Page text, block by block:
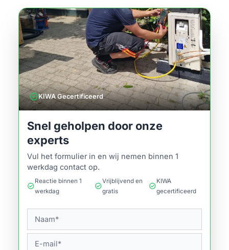
verifiedKIWA Gecertificeerd
Snel geholpen door onze
experts
Vul het formulier in en wij nemen binnen 1
werkdag contact op.
check_circle
Reactie binnen 1
werkdag
check_circle
Vrijblijvend en
gratis
check_circle
KIWA
gecertificeerd